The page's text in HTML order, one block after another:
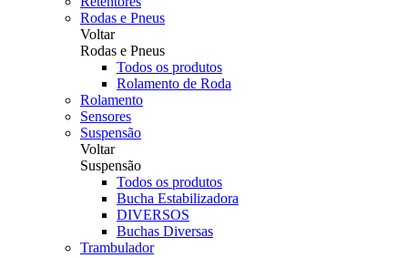
Rodas e Pneus
Voltar
Rodas e Pneus
Todos os produtos
Rolamento de Roda
Rolamento
Sensores
Suspensão
Voltar
Suspensão
Todos os produtos
Bucha Estabilizadora
DIVERSOS
Buchas Diversas
Trambulador